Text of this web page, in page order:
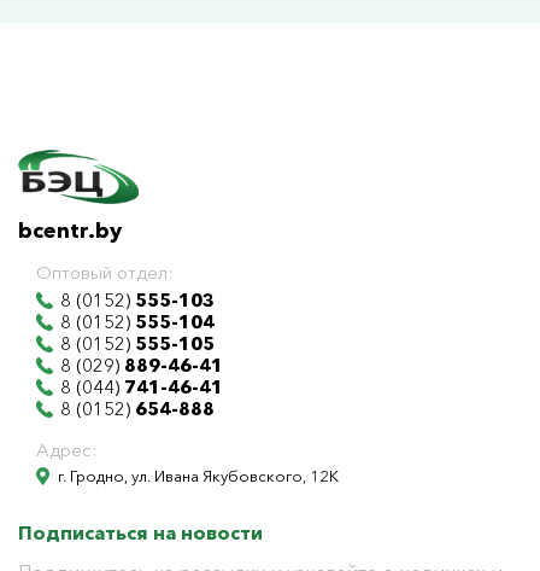
bcentr.by
Оптовый отдел:
8 (0152) 555-103
8 (0152) 555-104
8 (0152) 555-105
8 (029) 889-46-41
8 (044) 741-46-41
8 (0152) 654-888
Адрес:
г. Гродно, ул. Ивана Якубовского, 12К
Подписаться на новости